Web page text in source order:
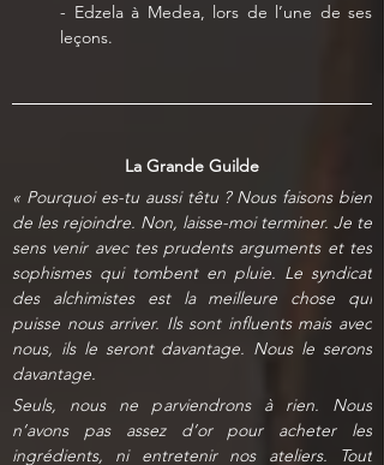
- Edzela à Medea, lors de l’une de ses
leçons.
La Grande Guilde
« Pourquoi es-tu aussi têtu ? Nous faisons bien
de les rejoindre. Non, laisse-moi terminer. Je te
sens venir avec tes prudents arguments et tes
sophismes qui tombent en pluie. Le syndicat
des alchimistes est la meilleure chose qui
puisse nous arriver. Ils sont influents mais avec
nous, ils le seront davantage. Nous le serons
davantage.
Seuls, nous ne parviendrons à rien. Nous
n’avons pas assez d’or pour acheter les
ingrédients, ni entretenir nos ateliers. Tout